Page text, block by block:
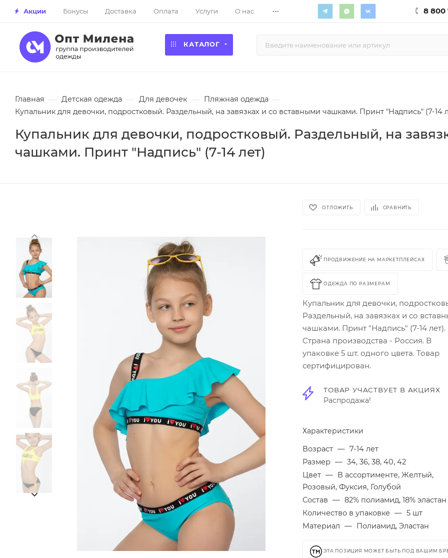
Акции Бонусы Доставка Оплата Услуги О нас ... 8 800
КАТАЛОГ
Главная — Детская одежда — Для девочек — Пляжная одежда —
Купальник для девочки, подростковый. Раздельный, на завязках и со вставными чашками. Принт "Надпись" (7-14
Купальник для девочки, подростковый. Раздельный, на
чашками. Принт "Надпись" (7-14 лет)
ОТЛОЖИТЬ СРАВНИТЬ
ПРОДВИЖЕНИЕ НА МАРКЕТПЛЕЙСАХ
ОДЕЖДА ПО РАЗМЕРАМ
Купальник для девочки,
Раздельный, на завязках и со
чашками. Принт "Надпись" (7-14 лет).
Страна производства - Россия. В
упаковке 5 шт. одного цвета. Товар
сертифицирован.
ТОВАР УЧАСТВУЕТ В АКЦИЯХ
Распродажа!
Характеристики
Возраст — 7-14 лет
Размер — 34, 36, 38, 40, 42
Цвет — В ассортименте, Желтый,
Розовый, Фуксия, Голубой
Состав — 82% полиамид, 18% эластан
Количество в упаковке — 5 шт
Материал — Полиамид, Эластан
ЭТА ПОЗИЦИЯ МОЖЕТ БЫТЬ ПОД ВАШИМ